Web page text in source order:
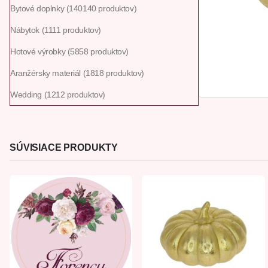
Bytové doplnky 140140 produktov
Nábytok 1111 produktov
Hotové výrobky 5858 produktov
Aranžérsky materiál 1818 produktov
Wedding 1212 produktov
SÚVISIACE PRODUKTY